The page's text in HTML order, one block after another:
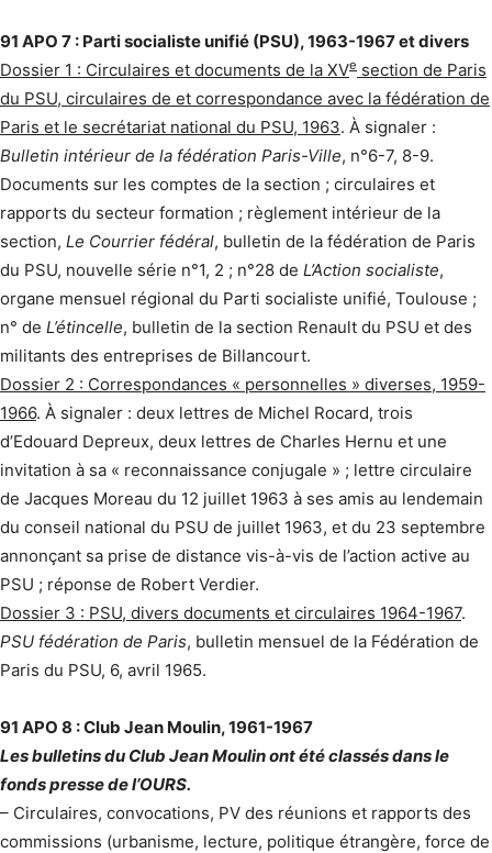
91 APO 7 : Parti socialiste unifié (PSU), 1963-1967 et divers
Dossier 1 : Circulaires et documents de la XVe section de Paris
du PSU, circulaires de et correspondance avec la fédération de
Paris et le secrétariat national du PSU, 1963. À signaler :
Bulletin intérieur de la fédération Paris-Ville, n°6-7, 8-9.
Documents sur les comptes de la section ; circulaires et
rapports du secteur formation ; règlement intérieur de la
section, Le Courrier fédéral, bulletin de la fédération de Paris
du PSU, nouvelle série n°1, 2 ; n°28 de L’Action socialiste,
organe mensuel régional du Parti socialiste unifié, Toulouse ;
n° de L’étincelle, bulletin de la section Renault du PSU et des
militants des entreprises de Billancourt.
Dossier 2 : Correspondances « personnelles » diverses, 1959-
1966. À signaler : deux lettres de Michel Rocard, trois
d’Edouard Depreux, deux lettres de Charles Hernu et une
invitation à sa « reconnaissance conjugale » ; lettre circulaire
de Jacques Moreau du 12 juillet 1963 à ses amis au lendemain
du conseil national du PSU de juillet 1963, et du 23 septembre
annonçant sa prise de distance vis-à-vis de l’action active au
PSU ; réponse de Robert Verdier.
Dossier 3 : PSU, divers documents et circulaires 1964-1967.
PSU fédération de Paris, bulletin mensuel de la Fédération de
Paris du PSU, 6, avril 1965.
91 APO 8 : Club Jean Moulin, 1961-1967
Les bulletins du Club Jean Moulin ont été classés dans le
fonds presse de l’OURS.
– Circulaires, convocations, PV des réunions et rapports des
commissions (urbanisme, lecture, politique étrangère, force de